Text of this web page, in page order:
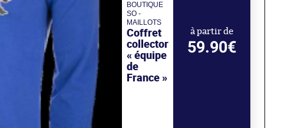
BOUTIQUE
SO -
MAILLOTS
Coffret
collector
« équipe
de
France »
à partir de
59.90€